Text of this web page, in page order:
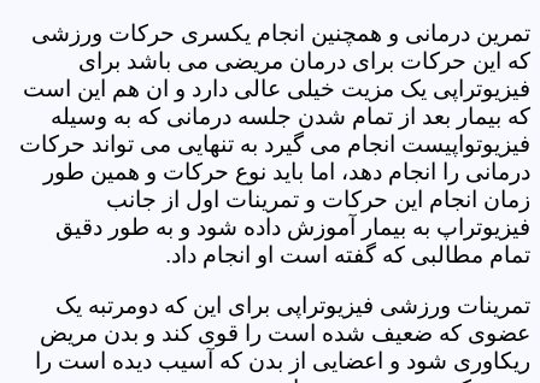
تمرین درمانی و همچنین انجام یکسری حرکات ورزشی
که این حرکات برای درمان مریضی می باشد برای
فیزیوتراپی یک مزیت خیلی عالی دارد و ان هم این است
که بیمار بعد از تمام شدن جلسه درمانی که به وسیله
فیزیوتواپیست انجام می گیرد به تنهایی می تواند حرکات
درمانی را انجام دهد، اما باید نوع حرکات و همین طور
زمان انجام این حرکات و تمرینات اول از جانب
فیزیوتراپ به بیمار آموزش داده شود و به طور دقیق
تمام مطالبی که گفته است او انجام داد.
تمرینات ورزشی فیزیوتراپی برای این که دومرتبه یک
عضوی که ضعیف شده است را قوی کند و بدن مریض
ریکاوری شود و اعضایی از بدن که آسیب دیده است را